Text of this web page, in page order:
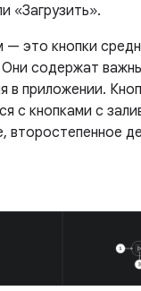
«Загрузить».
— это кнопки
содержат
в приложении.
с кнопками с
второстепенное